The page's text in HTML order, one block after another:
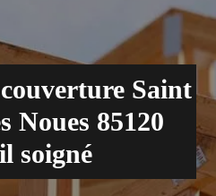
Saint
Noues 85120
soigné